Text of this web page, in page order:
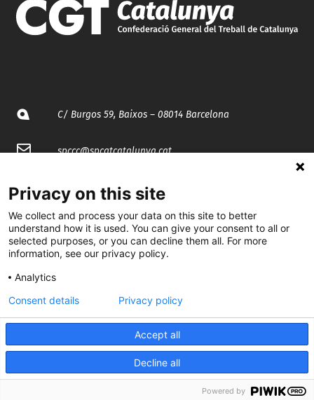
C/ Burgos 59, Baixos – 08014 Barcelona
spccc@spcgtcatalunya.cat
@CGTCatalunya
cgtcatalunya
CGTCatalunya
cgtcatalunya
Desenvolupat per
Privacy on this site
We collect and process your data on this site to better
understand how it is used. You can give your consent to all or
selected purposes, or you can decline them all. For more
information, see our privacy policy.
Analytics
Accept all
Decline all
Consent details Privacy policy
Powered by